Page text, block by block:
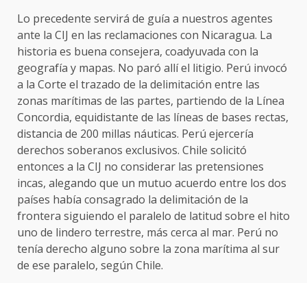
Lo precedente servirá de guía a nuestros agentes
ante la CIJ en las reclamaciones con Nicaragua. La
historia es buena consejera, coadyuvada con la
geografía y mapas. No paró allí el litigio. Perú invocó
a la Corte el trazado de la delimitación entre las
zonas marítimas de las partes, partiendo de la Línea
Concordia, equidistante de las líneas de bases rectas,
distancia de 200 millas náuticas. Perú ejercería
derechos soberanos exclusivos. Chile solicitó
entonces a la CIJ no considerar las pretensiones
incas, alegando que un mutuo acuerdo entre los dos
países había consagrado la delimitación de la
frontera siguiendo el paralelo de latitud sobre el hito
uno de lindero terrestre, más cerca al mar. Perú no
tenía derecho alguno sobre la zona marítima al sur
de ese paralelo, según Chile.